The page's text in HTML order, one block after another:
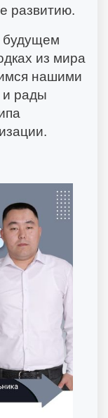
развитию.
будущем
из мира
нашими
и рады